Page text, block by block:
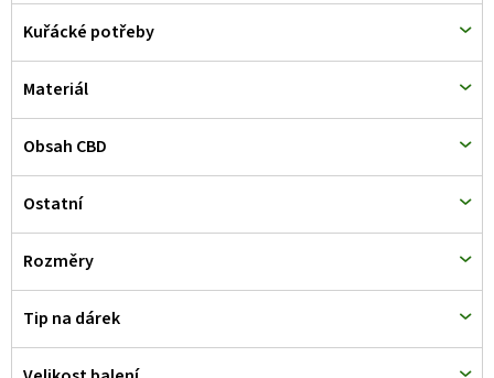
Kuřácké potřeby
Materiál
Obsah CBD
Ostatní
Rozměry
Tip na dárek
t
ů